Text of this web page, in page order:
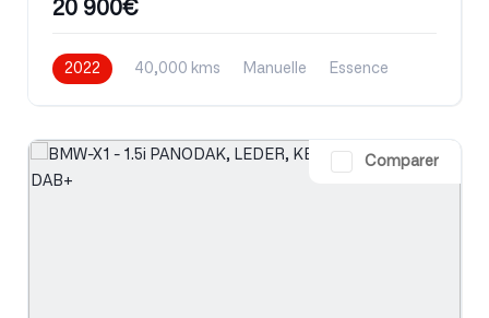
20 900€
2022 40,000 kms Manuelle Essence
Comparer